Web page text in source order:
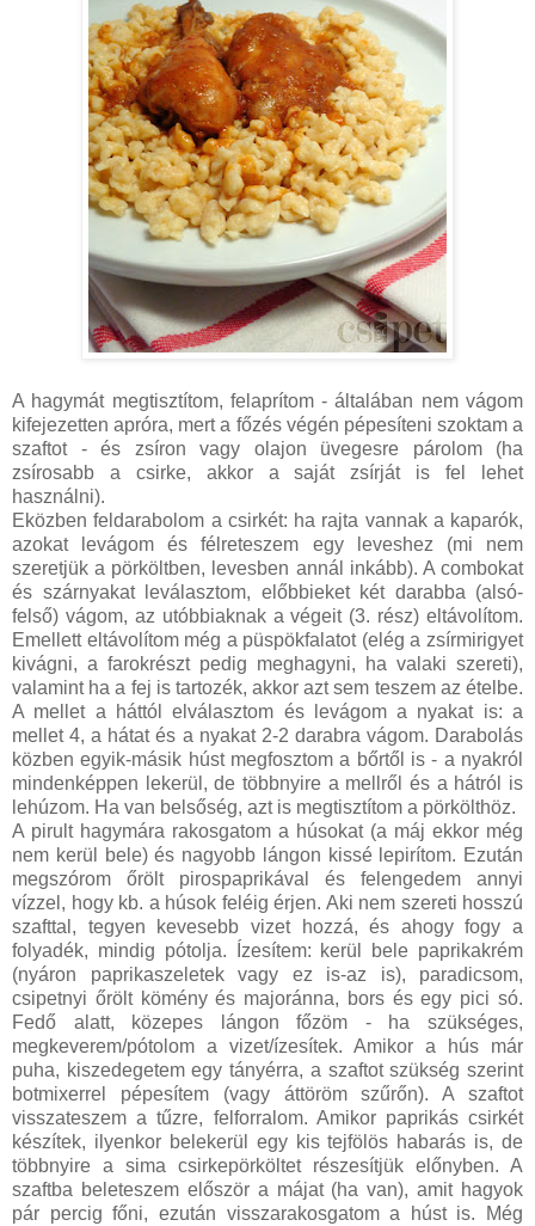
A hagymát megtisztítom, felaprítom - általában nem vágom
kifejezetten apróra, mert a főzés végén pépesíteni szoktam a
szaftot - és zsíron vagy olajon üvegesre párolom (ha
zsírosabb a csirke, akkor a saját zsírját is fel lehet
használni).
Eközben feldarabolom a csirkét: ha rajta vannak a kaparók,
azokat levágom és félreteszem egy leveshez (mi nem
szeretjük a pörköltben, levesben annál inkább). A combokat
és szárnyakat leválasztom, előbbieket két darabba (alsó-
felső) vágom, az utóbbiaknak a végeit (3. rész) eltávolítom.
Emellett eltávolítom még a püspökfalatot (elég a zsírmirigyet
kivágni, a farokrészt pedig meghagyni, ha valaki szereti),
valamint ha a fej is tartozék, akkor azt sem teszem az ételbe.
A mellet a háttól elválasztom és levágom a nyakat is: a
mellet 4, a hátat és a nyakat 2-2 darabra vágom. Darabolás
közben egyik-másik húst megfosztom a bőrtől is - a nyakról
mindenképpen lekerül, de többnyire a mellről és a hátról is
lehúzom. Ha van belsőség, azt is megtisztítom a pörkölthöz.
A pirult hagymára rakosgatom a húsokat (a máj ekkor még
nem kerül bele) és nagyobb lángon kissé lepirítom. Ezután
megszórom őrölt pirospaprikával és felengedem annyi
vízzel, hogy kb. a húsok feléig érjen. Aki nem szereti hosszú
szafttal, tegyen kevesebb vizet hozzá, és ahogy fogy a
folyadék, mindig pótolja. Ízesítem: kerül bele paprikakrém
(nyáron paprikaszeletek vagy ez is-az is), paradicsom,
csipetnyi őrölt kömény és majoránna, bors és egy pici só.
Fedő alatt, közepes lángon főzöm - ha szükséges,
megkeverem/pótolom a vizet/ízesítek. Amikor a hús már
puha, kiszedegetem egy tányérra, a szaftot szükség szerint
botmixerrel pépesítem (vagy áttöröm szűrőn). A szaftot
visszateszem a tűzre, felforralom. Amikor paprikás csirkét
készítek, ilyenkor belekerül egy kis tejfölös habarás is, de
többnyire a sima csirkepörköltet részesítjük előnyben. A
szaftba beleteszem először a májat (ha van), amit hagyok
pár percig főni, ezután visszarakosgatom a húst is. Még